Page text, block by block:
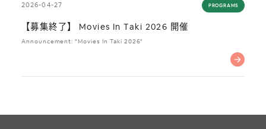
2026-04-27 PROGRAMS
【募集終了】 Movies In Taki 2026 開催
Announcement: "Movies In Taki 2026"